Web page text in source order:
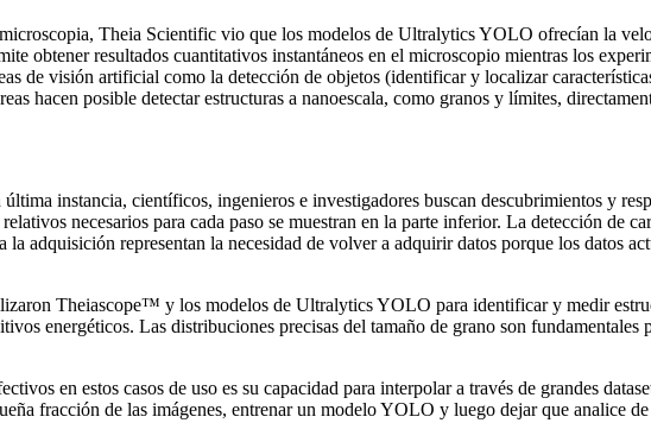
Theia Scientific vio que los modelos de Ultralytics YOLO ofrecían la
obtener resultados cuantitativos instantáneos en el microscopio mientras los
de visión artificial como la detección de objetos (identificar y localizar
hacen posible detectar estructuras a nanoescala, como granos y límites,
instancia, científicos, ingenieros e investigadores buscan descubrimientos y
necesarios para cada paso se muestran en la parte inferior. La detección de
adquisición representan la necesidad de volver a adquirir datos porque los datos
Theiascope™ y los modelos de Ultralytics YOLO para identificar y medir
energéticos. Las distribuciones precisas del tamaño de grano son fundamentales
en estos casos de uso es su capacidad para interpolar a través de grandes
fracción de las imágenes, entrenar un modelo YOLO y luego dejar que analice